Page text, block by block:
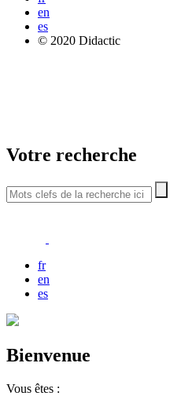
en
es
© 2020 Didactic
Votre recherche
fr
en
es
Bienvenue
Vous êtes :